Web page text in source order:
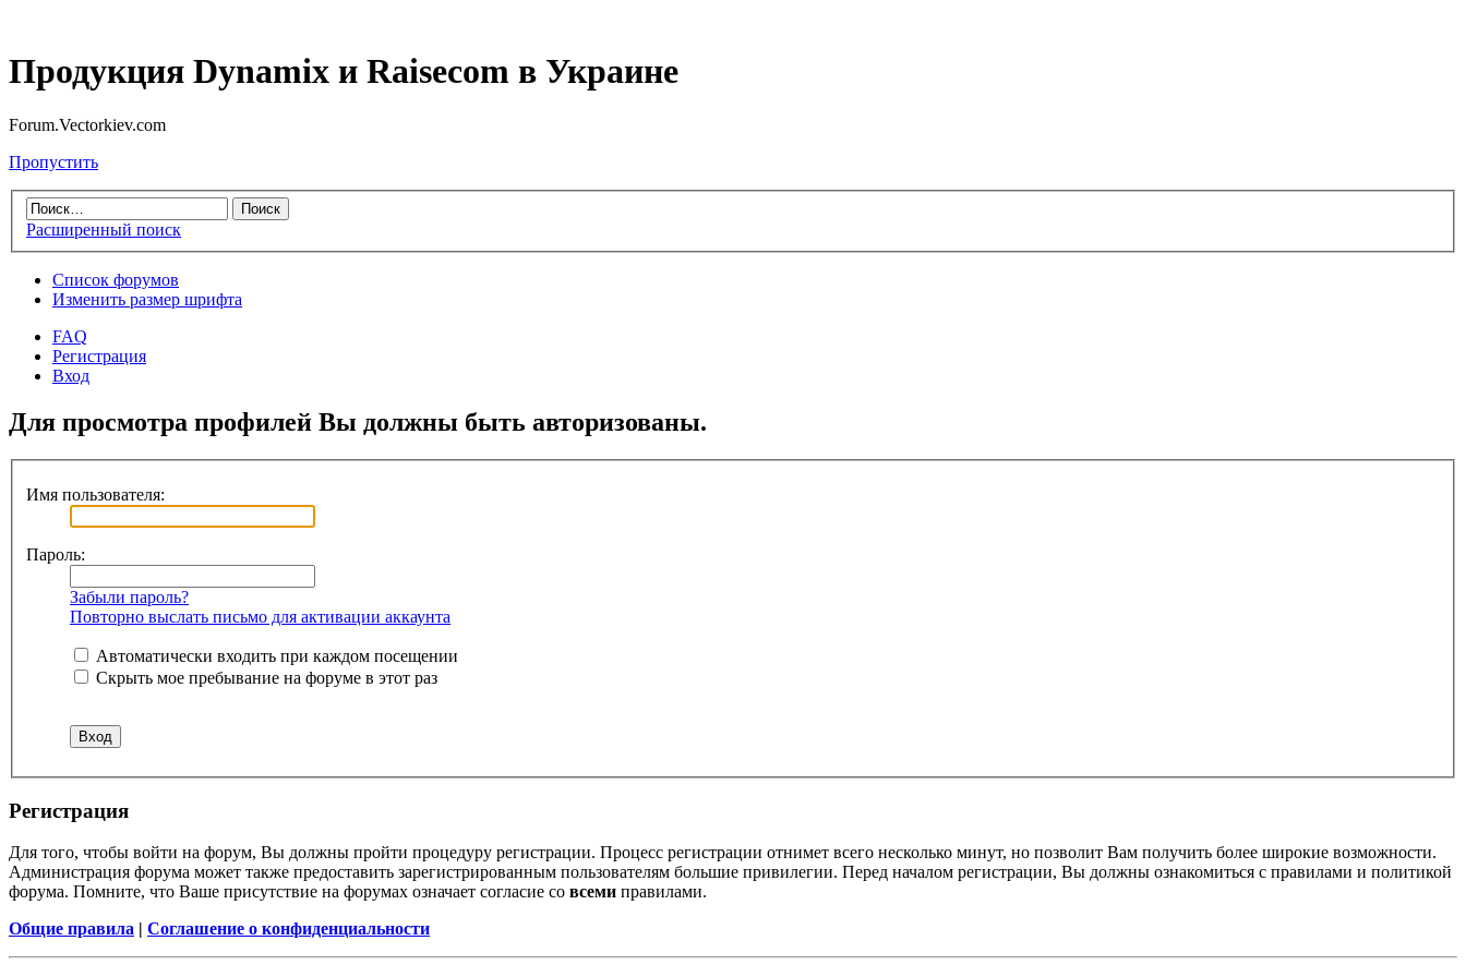
Продукция Dynamix и Raisecom в Украине
Forum.Vectorkiev.com
Пропустить
Расширенный поиск
Список форумов
Изменить размер шрифта
FAQ
Регистрация
Вход
Для просмотра профилей Вы должны быть авторизованы.
Имя пользователя:
Пароль:
Забыли пароль?
Повторно выслать письмо для активации аккаунта
Автоматически входить при каждом посещении
Скрыть мое пребывание на форуме в этот раз
Регистрация
Для того, чтобы войти на форум, Вы должны пройти процедуру регистрации. Процесс регистрации отнимет всего несколько минут, но позволит Вам получить более широкие возможности.
Администрация форума может также предоставить зарегистрированным пользователям большие привилегии. Перед началом регистрации, Вы должны ознакомиться с правилами и политикой
форума. Помните, что Ваше присутствие на форумах означает согласие со всеми правилами.
Общие правила | Соглашение о конфиденциальности